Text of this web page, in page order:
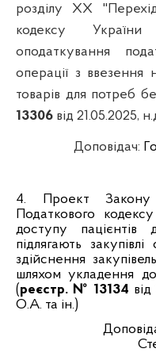
розділу ХХ
кодексу
оподаткування
операції з
товарів для потреб
13306 від 21.05.2025,
Доповідач:
4. Проект
Податкового
доступу пацієнтів
підлягають
здійснення
шляхом укладення
(реєстр. № 13134
О.А. та ін.)